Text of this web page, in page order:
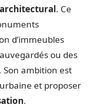
. Ce
d’immeubles
ou des
ambition est
et proposer
.